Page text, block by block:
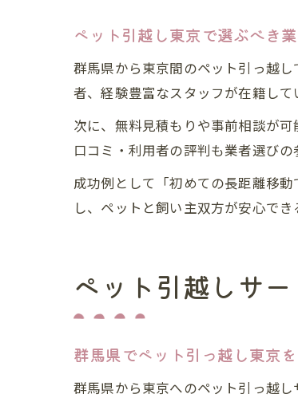
ペット引越し東京で選ぶべき
群馬県から東京間のペット引っ越
者、経験豊富なスタッフが在籍して
次に、無料見積もりや事前相談が
口コミ・利用者の評判も業者選びの
成功例として「初めての長距離移
し、ペットと飼い主双方が安心でき
ペット引越しサ
群馬県でペット引っ越し東京
群馬県から東京へのペット引っ越